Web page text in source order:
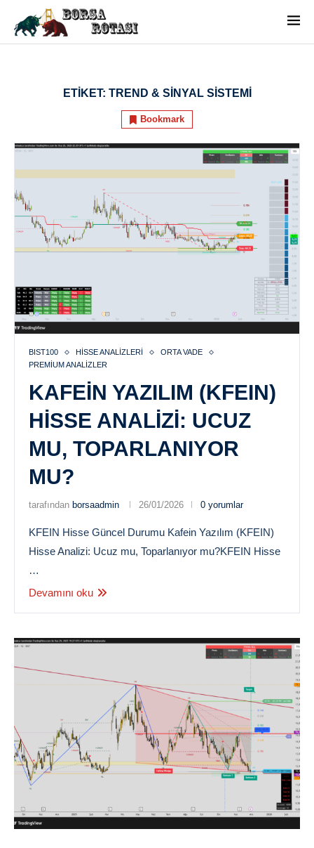
ETIKET: TREND & SINYAL SISTEMI
Bookmark
BIST100 HISSE ANALIZLERI
ORTA VADE
PREMIUM ANALIZLER
KAFEIN YAZILIM (KFEIN)
HISSE ANALIZI: UCUZ
MU, TOPARLANIYOR
MU?
tarafından borsaadmin 26/01/2026 0 yorumlar
KFEIN Hisse Güncel Durumu Kafein Yazılım (KFEIN)
Hisse Analizi: Ucuz mu, Toparlanıyor mu?KFEIN Hisse
…
Devamını oku